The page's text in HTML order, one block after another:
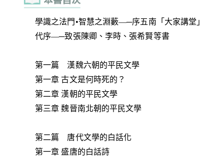
學識之法門•智慧之淵藪—─序五南「大家講堂」
代序—─致張陳卿、李時、張希賢等書
第一篇 漢魏六朝的平民文學
第一章 古文是何時死的？
第二章 漢朝的平民文學
第三章 魏晉南北朝的平民文學
第二篇 唐代文學的白話化
第一章 盛唐的白話詩